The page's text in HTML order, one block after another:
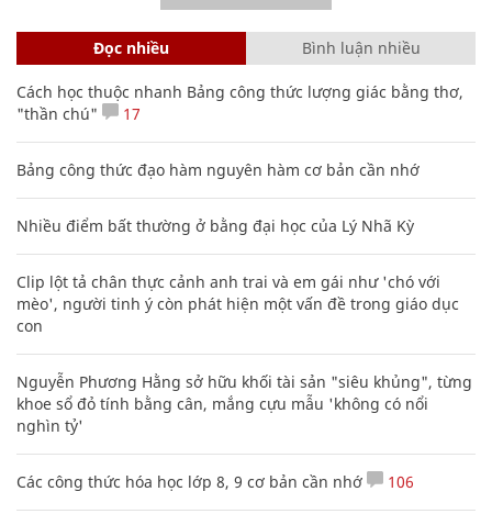
Đọc nhiều Bình luận nhiều
Cách học thuộc nhanh Bảng công thức lượng giác bằng thơ,
"thần chú"
17
Bảng công thức đạo hàm nguyên hàm cơ bản cần nhớ
Nhiều điểm bất thường ở bằng đại học của Lý Nhã Kỳ
Clip lột tả chân thực cảnh anh trai và em gái như 'chó với
mèo', người tinh ý còn phát hiện một vấn đề trong giáo dục
con
Nguyễn Phương Hằng sở hữu khối tài sản "siêu khủng", từng
khoe sổ đỏ tính bằng cân, mắng cựu mẫu 'không có nổi
nghìn tỷ'
Các công thức hóa học lớp 8, 9 cơ bản cần nhớ 106